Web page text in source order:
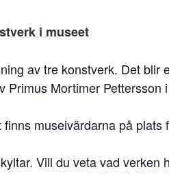
i museet
av tre konstverk. Det blir
Mortimer Pettersson
museivärdarna på plats
Vill du veta vad verken